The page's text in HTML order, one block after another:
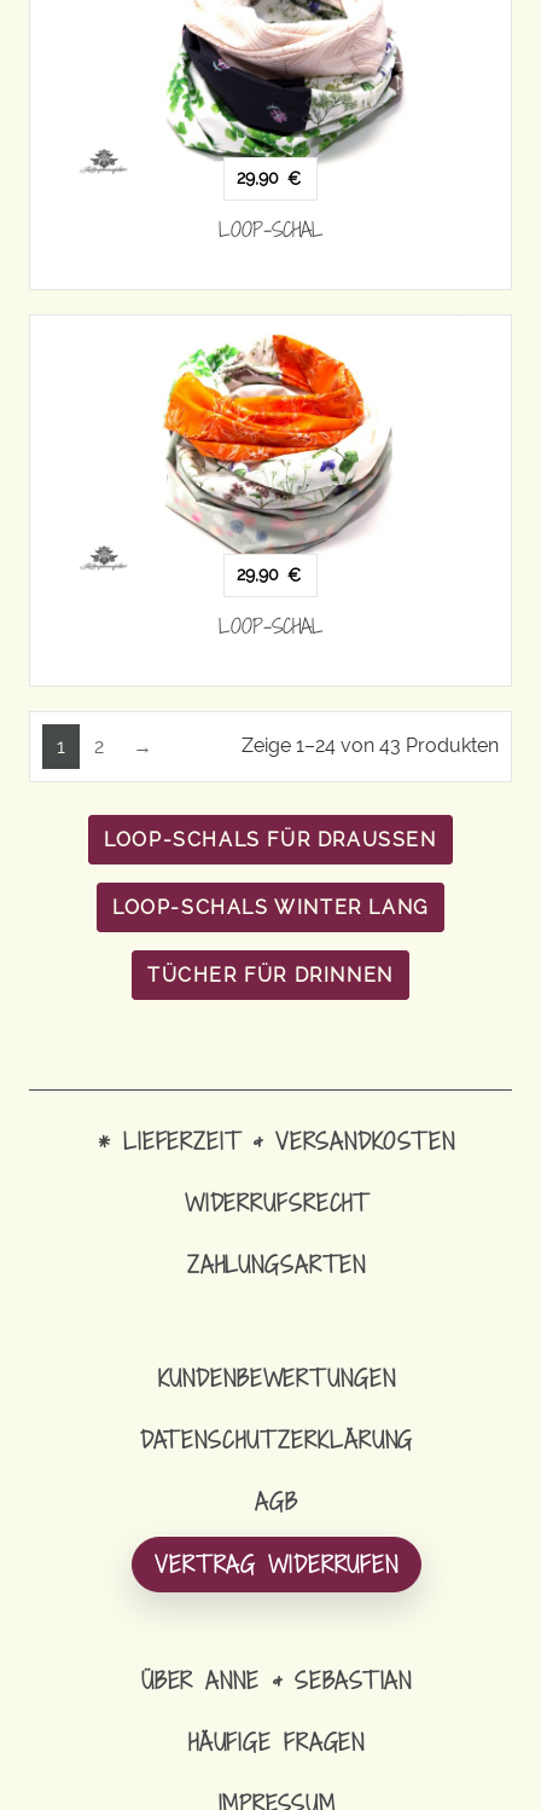
29,90 €
LOOP-SCHAL
29,90 €
LOOP-SCHAL
1 2 → Zeige 1–24 von 43 Produkten
LOOP-SCHALS FÜR DRAUSSEN
LOOP-SCHALS WINTER LANG
TÜCHER FÜR DRINNEN
* LIEFERZEIT & VERSANDKOSTEN
WIDERRUFSRECHT
ZAHLUNGSARTEN
KUNDENBEWERTUNGEN
DATENSCHUTZERKLÄRUNG
AGB
VERTRAG WIDERRUFEN
ÜBER ANNE & SEBASTIAN
HÄUFIGE FRAGEN
IMPRESSUM